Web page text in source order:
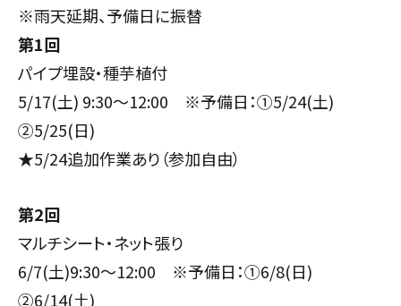
※雨天延期、予備日に振替
第1回
パイプ埋設・種芋植付
5/17(土) 9:30～12:00 ※予備日：①5/24(土)
②5/25(日)
★5/24追加作業あり（参加自由）
第2回
マルチシート・ネット張り
6/7(土)9:30～12:00 ※予備日：①6/8(日)
②6/14(土)